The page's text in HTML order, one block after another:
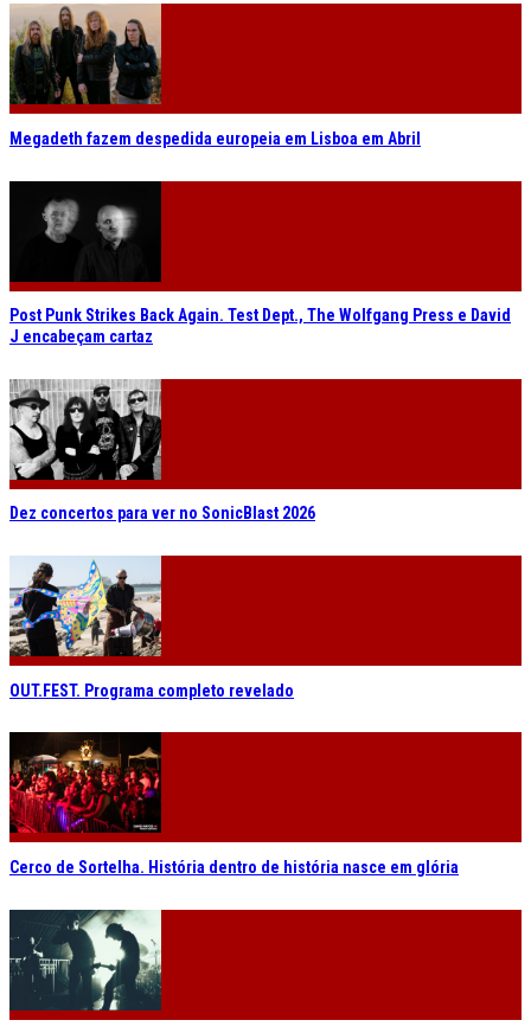
Megadeth fazem despedida europeia em Lisboa em Abril
Post Punk Strikes Back Again. Test Dept., The Wolfgang Press e David
J encabeçam cartaz
Dez concertos para ver no SonicBlast 2026
OUT.FEST. Programa completo revelado
Cerco de Sortelha. História dentro de história nasce em glória